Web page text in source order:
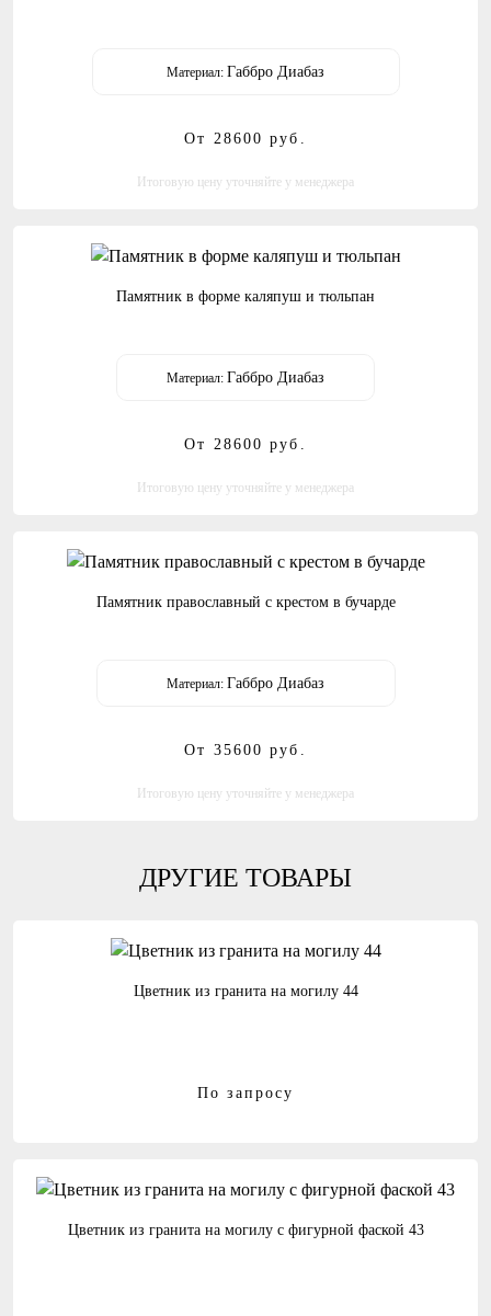
Материал: Габбро Диабаз
От 28600 руб.
Итоговую цену уточняйте у менеджера
Памятник в форме каляпуш и тюльпан
Материал: Габбро Диабаз
От 28600 руб.
Итоговую цену уточняйте у менеджера
Памятник православный с крестом в бучарде
Материал: Габбро Диабаз
От 35600 руб.
Итоговую цену уточняйте у менеджера
ДРУГИЕ ТОВАРЫ
Цветник из гранита на могилу 44
По запросу
Цветник из гранита на могилу с фигурной фаской 43